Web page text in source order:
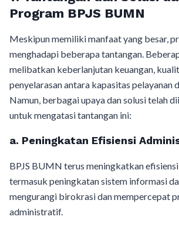
Program BPJS BUMN
Meskipun memiliki manfaat yang besar,
menghadapi beberapa tantangan.
melibatkan keberlanjutan keuangan,
penyelarasan antara kapasitas pelayanan
Namun, berbagai upaya dan solusi telah
untuk mengatasi tantangan ini:
a. Peningkatan Efisiensi
BPJS BUMN terus meningkatkan
termasuk peningkatan sistem informasi
mengurangi birokrasi dan mempercepat
administratif.